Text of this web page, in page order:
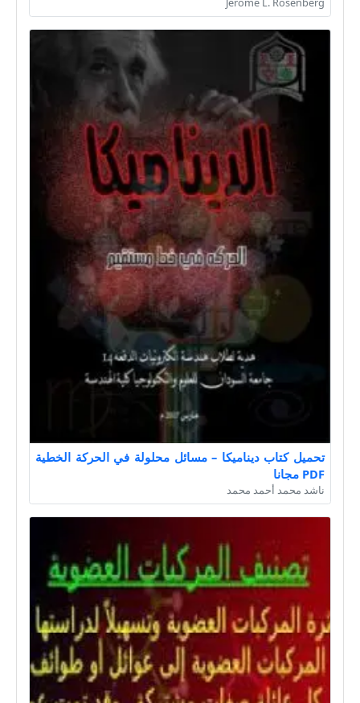
تحميل كتاب ديناميكا – مسائل محلولة في الحركة الخطية
PDF مجانا
ناشد محمد أحمد محمد